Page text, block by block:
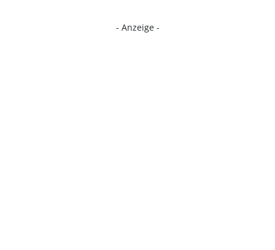
- Anzeige -